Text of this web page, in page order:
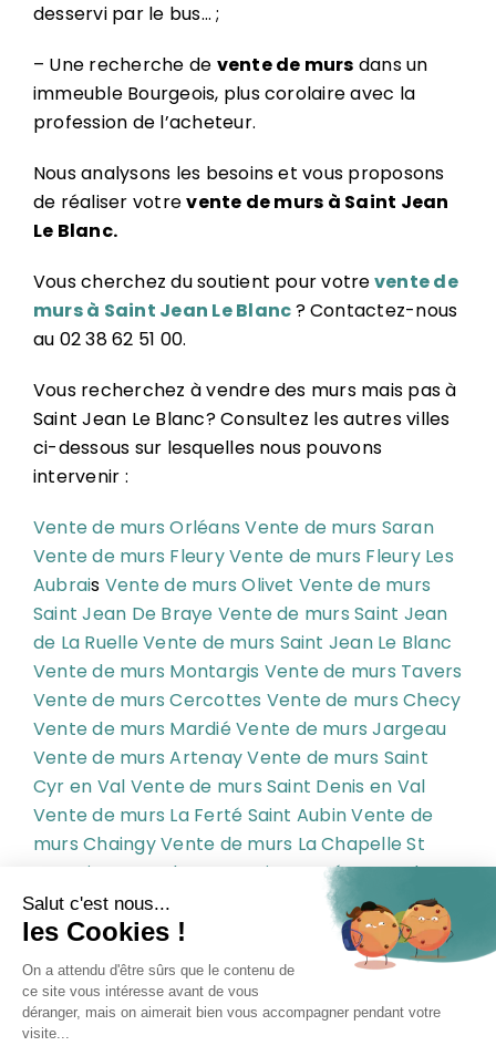
desservi par le bus… ;
– Une recherche de vente de murs dans un
immeuble Bourgeois, plus corolaire avec la
profession de l’acheteur.
Nous analysons les besoins et vous proposons
de réaliser votrevente de murs à Saint Jean
Le Blanc.
Vous cherchez du soutient pour votrevente de
murs à Saint Jean Le Blanc? Contactez-nous
au 02 38 62 51 00.
Vous recherchez à vendre des murs mais pas à
Saint Jean Le Blanc? Consultez les autres villes
ci-dessous sur lesquelles nous pouvons
intervenir :
Vente de murs Orléans Vente de murs Saran
Vente de murs FleuryVente de murs Fleury Les
Aubrais Vente de murs Olivet Vente de murs
Saint Jean De Braye Vente de murs Saint Jean
de La RuelleVente de murs Saint Jean Le Blanc
Vente de murs Montargis Vente de murs Tavers
Vente de murs Cercottes Vente de murs Checy
Vente de murs MardiéVente de murs Jargeau
Vente de murs ArtenayVente de murs Saint
Cyr en Val Vente de murs Saint Denis en Val
Vente de murs La Ferté Saint AubinVente de
murs ChaingyVente de murs La Chapelle St
Mesmin
Vente de murs Saint PryvéVente de
murs Saint Pryvé Saint Mesmin
Vente de murs
St PryvéVente de murs St Pryvé St Mesmin
Vente de murs Ingré